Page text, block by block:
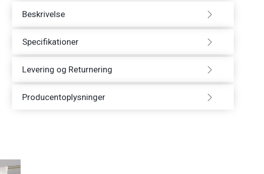
Beskrivelse
Specifikationer
Levering og Returnering
Producentoplysninger